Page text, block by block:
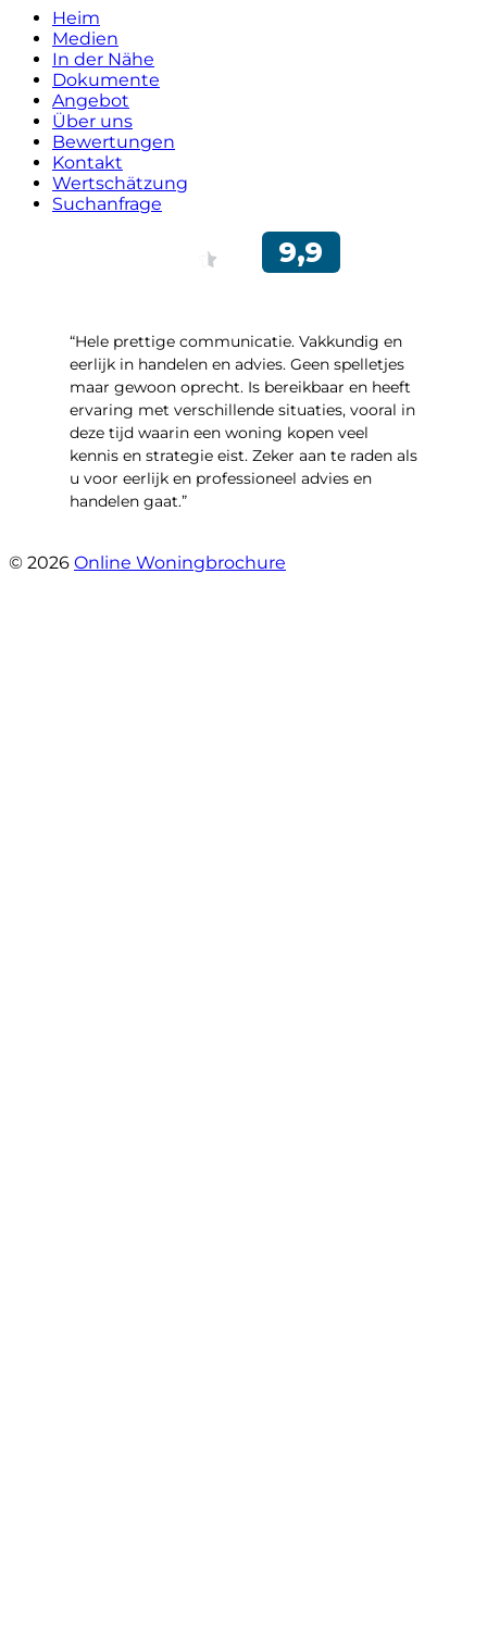
Heim
Medien
In der Nähe
Dokumente
Angebot
Über uns
Bewertungen
Kontakt
Wertschätzung
Suchanfrage
“Hele prettige communicatie. Vakkundig en
eerlijk in handelen en advies. Geen spelletjes
maar gewoon oprecht. Is bereikbaar en heeft
ervaring met verschillende situaties, vooral in
deze tijd waarin een woning kopen veel
kennis en strategie eist. Zeker aan te raden als
u voor eerlijk en professioneel advies en
handelen gaat.”
© 2026 Online Woningbrochure